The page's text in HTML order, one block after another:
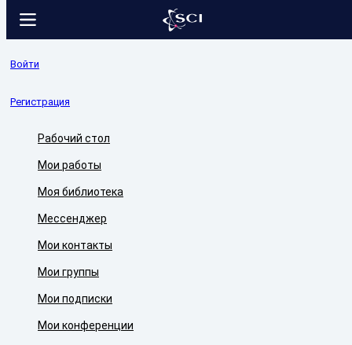
Войти
Регистрация
Рабочий стол
Мои работы
Моя библиотека
Мессенджер
Мои контакты
Мои группы
Мои подписки
Мои конференции